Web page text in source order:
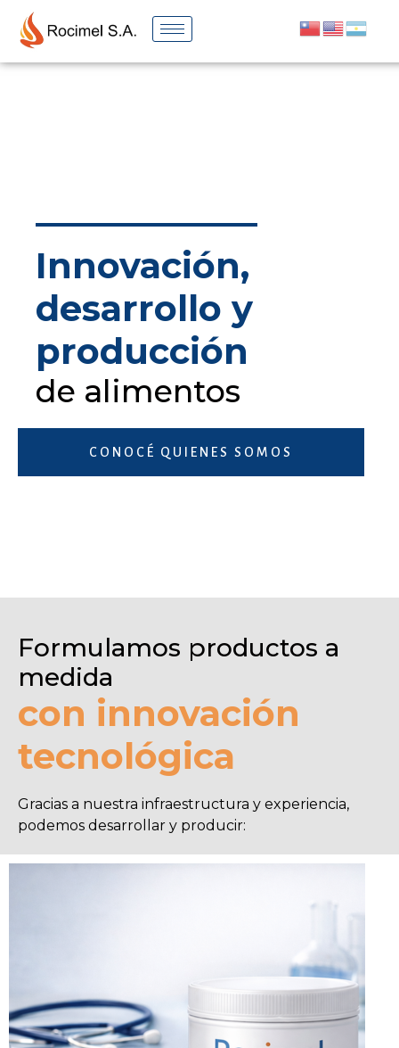
Innovación,
desarrollo y
producción
de alimentos
CONOCÉ QUIENES SOMOS
Formulamos productos a
medida
con innovación
tecnológica
Gracias a nuestra infraestructura y experiencia,
podemos desarrollar y producir: